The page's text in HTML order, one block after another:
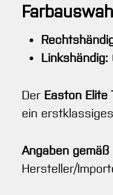
Linkshändig:
Der Easton Elite
ein
Angaben
Hersteller/